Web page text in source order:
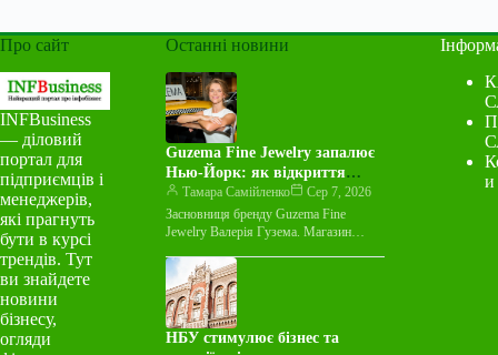
Про сайт
INFBusiness
— діловий
портал для
підприємців і
менеджерів,
які прагнуть
бути в курсі
трендів. Тут
ви знайдете
новини
бізнесу,
огляди
Останні новини
Guzema Fine Jewelry запалює
Нью-Йорк: як відкриття
першого магазину вплинуло
на бренд
Тамара Самійленко
Сер 7, 2026
Засновниця бренду Guzema Fine
Jewelry Валерія Гузема. Магазин
це перший власний простір бренду
за…
НБУ стимулює бізнес та
и